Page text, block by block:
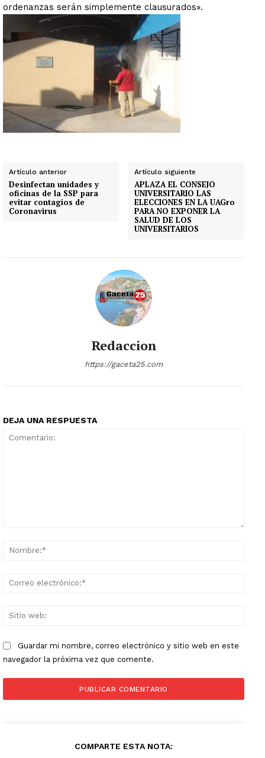
ordenanzas serán simplemente clausurados».
Artículo anterior
Desinfectan unidades y
oficinas de la SSP para
evitar contagios de
Coronavirus
Artículo siguiente
APLAZA EL CONSEJO
UNIVERSITARIO LAS
ELECCIONES EN LA UAGro
PARA NO EXPONER LA
SALUD DE LOS
UNIVERSITARIOS
Redaccion
https://gaceta25.com
DEJA UNA RESPUESTA
Guardar mi nombre, correo electrónico y sitio web en este
navegador la próxima vez que comente.
COMPARTE ESTA NOTA: